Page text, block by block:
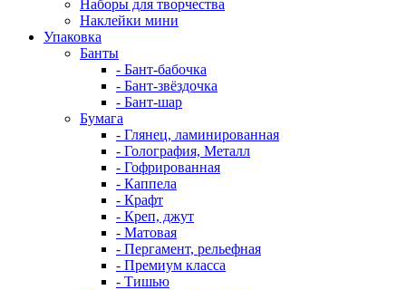
Наборы для творчества
Наклейки мини
Упаковка
Банты
- Бант-бабочка
- Бант-звёздочка
- Бант-шар
Бумага
- Глянец, ламинированная
- Голография, Металл
- Гофрированная
- Каппела
- Крафт
- Креп, джут
- Матовая
- Пергамент, рельефная
- Премиум класса
- Тишью